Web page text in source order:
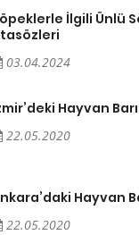
İlgili Ünlü
03.04.2024
Hayvan
22.05.2020
Hayvan
22.05.2020